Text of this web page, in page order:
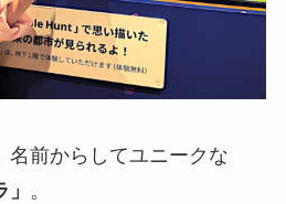
名前からしてユニークな
。